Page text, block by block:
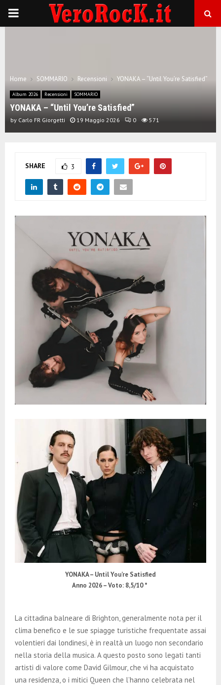
P
M
A
Home SOMMARIO Recensioni YONAKA – “Until You’re Satisfied”
Album 2026 Recensioni SOMMARIO
YONAKA – “Until You’re Satisfied”
by Carlo FR Giorgetti 19 Maggio 2026 0 571
SHARE 3
YONAKA – Until You’re Satisfied
Anno 2026 – Voto: 8,5/10 *
La cittadina balneare di Brighton, generalmente nota per il
clima benefico e le sue spiagge turistiche frequentate assai
volentieri dai londinesi, è in realtà un luogo non secondario
nella storia della musica. A questo posto sono legati tanti
artisti di valore come David Gilmour, che vi ha acquistato
una residenza, o i mitici Queen che l’hanno celebrata nel